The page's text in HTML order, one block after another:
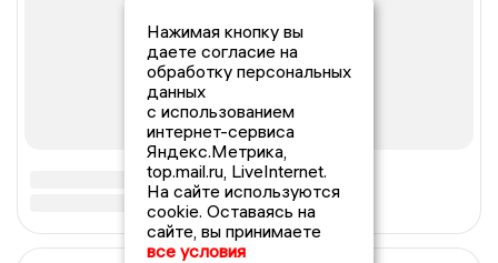
Нажимая кнопку вы
даете согласие на
обработку персональных
данных
с использованием
интернет-сервиса
Яндекс.Метрика,
top.mail.ru, LiveInternet.
На сайте используются
cookie. Оставаясь на
сайте, вы принимаете
все условия